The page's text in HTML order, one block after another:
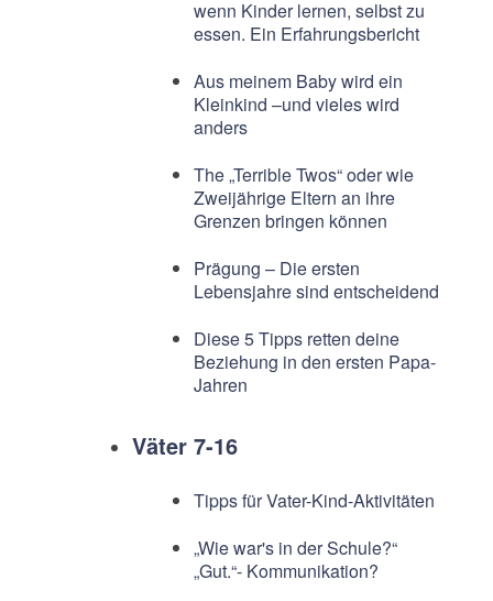
wenn Kinder lernen, selbst zu
essen. Ein Erfahrungsbericht
Aus meinem Baby wird ein
Kleinkind –und vieles wird
anders
The „Terrible Twos“ oder wie
Zweijährige Eltern an ihre
Grenzen bringen können
Prägung – Die ersten
Lebensjahre sind entscheidend
Diese 5 Tipps retten deine
Beziehung in den ersten Papa-
Jahren
Väter 7-16
Tipps für Vater-Kind-Aktivitäten
„Wie war's in der Schule?“
„Gut.“- Kommunikation?